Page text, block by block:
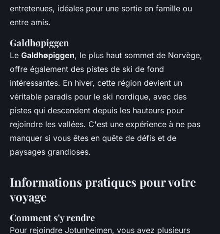
entretenues, idéales pour une sortie en famille ou
entre amis.
Galdhøpiggen
Le Galdhøpiggen, le plus haut sommet de Norvège,
offre également des pistes de ski de fond
intéressantes. En hiver, cette région devient un
véritable paradis pour le ski nordique, avec des
pistes qui descendent depuis les hauteurs pour
rejoindre les vallées. C'est une expérience à ne pas
manquer si vous êtes en quête de défis et de
paysages grandioses.
Informations pratiques pour votre
voyage
Comment s'y rendre
Pour rejoindre Jotunheimen, vous avez plusieurs